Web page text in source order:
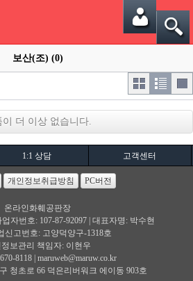
보산(조) (0)
이 더 이상 없습니다.
1:1 상담 고객센터
개인정보취급방침 PC버전
온라인화훼공판장
자번호: 107-87-92097 | 대표자명: 박수현
신고번호: 고양덕양구-1318호
보관리 책임자: 이현우
8118 | maruweb@maruw.co.kr
청초로 66 덕은리버워크 에이동 903호